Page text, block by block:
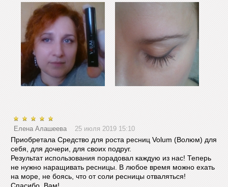
Елена Алашеева 25 июля 2019 15:10
Приобретала Средство для роста ресниц Volum (Волюм) для
себя, для дочери, для своих подруг.
Результат использования порадовал каждую из нас! Теперь
не нужно наращивать ресницы. В любое время можно ехать
на море, не боясь, что от соли ресницы отваляться!